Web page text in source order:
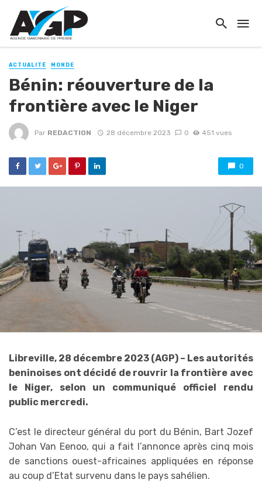
ACTUALITÉ MONDE
Bénin: réouverture de la
frontière avec le Niger
Par REDACTION 28 décembre 2023 0 451 vues
0
Libreville, 28 décembre 2023 (AGP) – Les autorités
beninoises ont décidé de rouvrir la frontière avec
le Niger, selon un communiqué officiel rendu
public mercredi.
C’est le directeur général du port du Bénin, Bart Jozef
Johan Van Eenoo, qui a fait l’annonce après cinq mois
de sanctions ouest-africaines appliquées en réponse
au coup d’Etat survenu dans le pays sahélien.